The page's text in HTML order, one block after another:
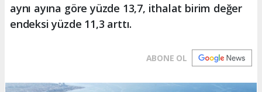
aynı ayına göre yüzde 13,7, ithalat birim değer
endeksi yüzde 11,3 arttı.
ABONE OL